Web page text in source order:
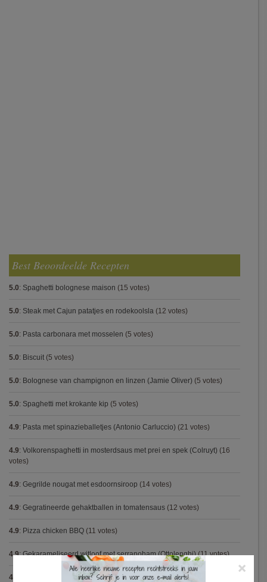
Best Beoordeelde Recepten
5.0: Spaghetti bolognese maison (15 votes)
5.0: Steak met Cajun patatjes en rodekoolsla (12 votes)
5.0: Pasta carbonara met mosselen (5 votes)
5.0: Biscuit (5 votes)
5.0: Bolognese van champignon en linzen (Jamie Oliver) (5 votes)
5.0: Spaghetti met krokante kip (5 votes)
4.9: Pasta met spinazieballetjes (Antonio Carluccio) (21 votes)
4.9: Volkorenspaghetti in mosterdsaus met prei en spek (Colruyt) (16
votes)
4.9: Gegrilde nougat met esdoornsiroop (14 votes)
4.9: Gegratineerde gehaktballen in tomatensaus (12 votes)
4.9: Pizza chicken BBQ (11 votes)
4.9:Gekarameliseerd witloof met serranoham (Ottolenghi)(11 votes)
4.9 Steak chimichurri (Gordon Ramsay)(10 votes)
×